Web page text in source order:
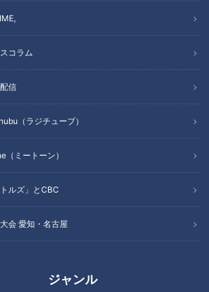
コラム
信
（ラジチューブ）
（ミートーン）
ルズ」とCBC
会 愛知・名古屋
ジャンル
ピンクのテント。10～20代の女性が訪れ
」を紹介。
この記事の画像を見る
なたへのおすすめ
だか男が
裏”【チ
ホイップクリームたっぷりの甘
ング形式の食べ放題モーニング